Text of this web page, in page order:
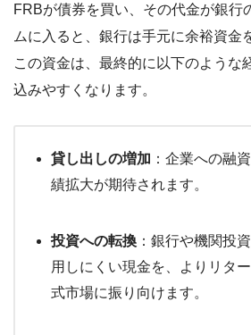
FRBが債券を買い、その代金が銀行
ムに入ると、銀行は手元に余裕資金
この資金は、最終的に以下のような
込みやすくなります。
貸し出しの増加 ：企業への融
績拡大が期待されます。
投資への転換 ：銀行や機関投
用しにくい現金を、よりリタ
式市場に振り向けます。